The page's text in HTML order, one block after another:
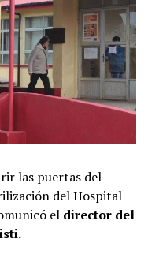
las puertas del
del Hospital
el director del